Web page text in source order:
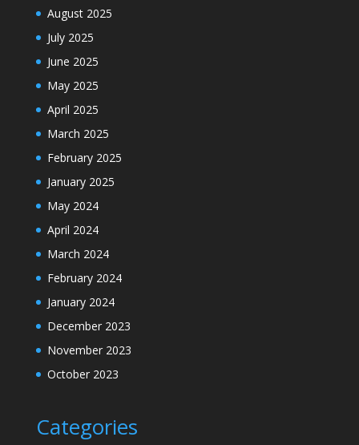
August 2025
July 2025
June 2025
May 2025
April 2025
March 2025
February 2025
January 2025
May 2024
April 2024
March 2024
February 2024
January 2024
December 2023
November 2023
October 2023
Categories